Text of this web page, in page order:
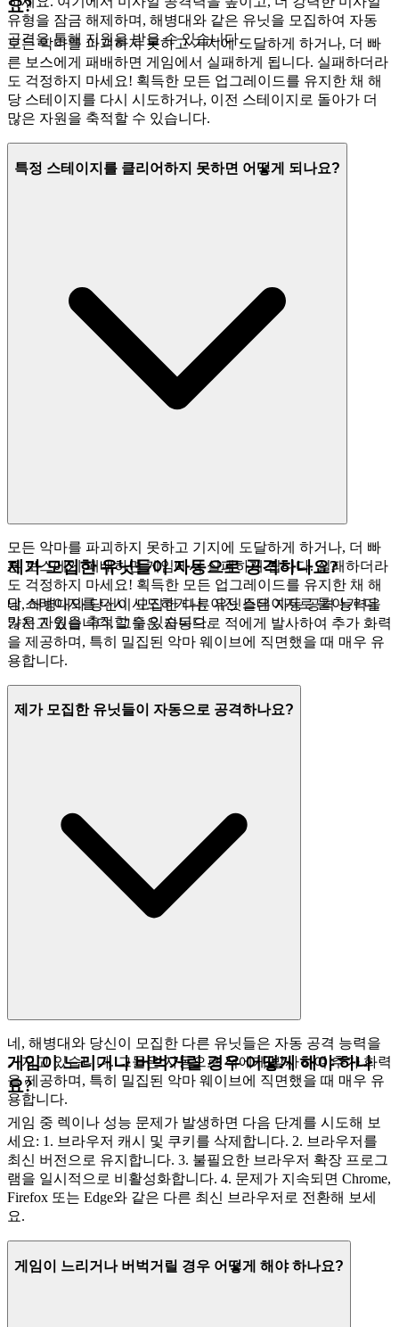
유형을 잠금 해제하며, 해병대와 같은 유닛을 모집하여 자동
공격을 통해 지원을 받을 수 있습니다.
요?
모든 악마를 파괴하지 못하고 기지에 도달하게 하거나, 더 빠
른 보스에게 패배하면 게임에서 실패하게 됩니다. 실패하더라
도 걱정하지 마세요! 획득한 모든 업그레이드를 유지한 채 해
당 스테이지를 다시 시도하거나, 이전 스테이지로 돌아가 더
많은 자원을 축적할 수 있습니다.
특정 스테이지를 클리어하지 못하면 어떻게 되나요?
모든 악마를 파괴하지 못하고 기지에 도달하게 하거나, 더 빠
른 보스에게 패배하면 게임에서 실패하게 됩니다. 실패하더라
도 걱정하지 마세요! 획득한 모든 업그레이드를 유지한 채 해
당 스테이지를 다시 시도하거나, 이전 스테이지로 돌아가 더
많은 자원을 축적할 수 있습니다.
제가 모집한 유닛들이 자동으로 공격하나요?
네, 해병대와 당신이 모집한 다른 유닛들은 자동 공격 능력을
가지고 있습니다. 그들은 자동으로 적에게 발사하여 추가 화력
을 제공하며, 특히 밀집된 악마 웨이브에 직면했을 때 매우 유
용합니다.
제가 모집한 유닛들이 자동으로 공격하나요?
네, 해병대와 당신이 모집한 다른 유닛들은 자동 공격 능력을
가지고 있습니다. 그들은 자동으로 적에게 발사하여 추가 화력
을 제공하며, 특히 밀집된 악마 웨이브에 직면했을 때 매우 유
용합니다.
게임이 느리거나 버벅거릴 경우 어떻게 해야 하나
요?
게임 중 렉이나 성능 문제가 발생하면 다음 단계를 시도해 보
세요: 1. 브라우저 캐시 및 쿠키를 삭제합니다. 2. 브라우저를
최신 버전으로 유지합니다. 3. 불필요한 브라우저 확장 프로그
램을 일시적으로 비활성화합니다. 4. 문제가 지속되면 Chrome,
Firefox 또는 Edge와 같은 다른 최신 브라우저로 전환해 보세
요.
게임이 느리거나 버벅거릴 경우 어떻게 해야 하나요?